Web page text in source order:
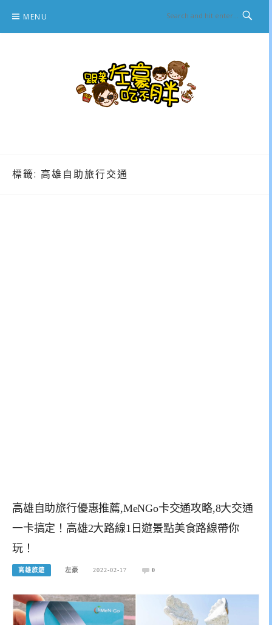
content
MENU
標籤: 高雄自助旅行交通
高雄自助旅行優惠推薦,MeNGo卡交通攻略,8大交通
一卡搞定！高雄2大路線1日遊景點美食路線帶你
玩！
高雄旅遊 左豪 2022-02-17 0